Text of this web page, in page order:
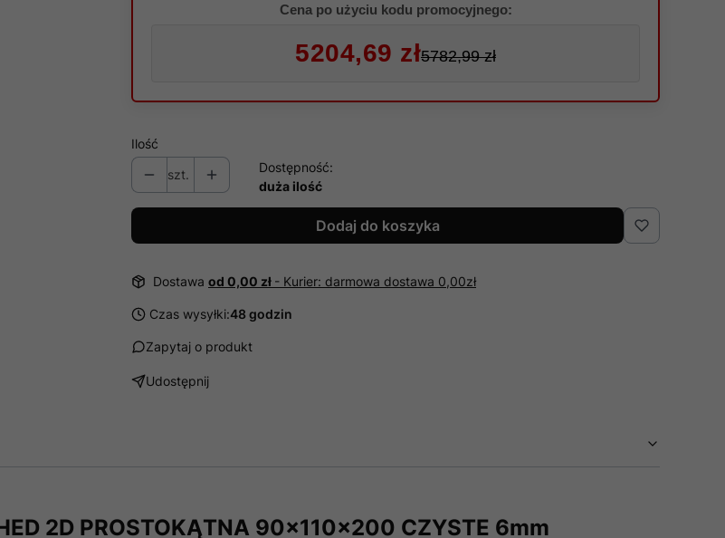
Cena po użyciu kodu promocyjnego:
5204,69 zł5782,99 zł
Ilość
szt.
Dostępność:
duża ilość
Dodaj do koszyka
Dostawa od 0,00 zł - Kurier: darmowa dostawa 0,00zł
Czas wysyłki:48 godzin
Zapytaj o produkt
Udostępnij
2D PROSTOKĄTNA 90x110x200 CZYSTE 6mm